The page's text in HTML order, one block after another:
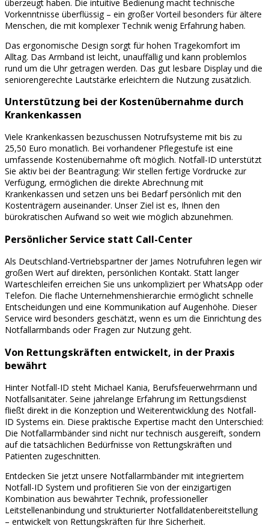
überzeugt haben. Die intuitive Bedienung macht technische
Vorkenntnisse überflüssig – ein großer Vorteil besonders für ältere
Menschen, die mit komplexer Technik wenig Erfahrung haben.
Das ergonomische Design sorgt für hohen Tragekomfort im
Alltag. Das Armband ist leicht, unauffällig und kann problemlos
rund um die Uhr getragen werden. Das gut lesbare Display und die
seniorengerechte Lautstärke erleichtern die Nutzung zusätzlich.
Unterstützung bei der Kostenübernahme durch
Krankenkassen
Viele Krankenkassen bezuschussen Notrufsysteme mit bis zu
25,50 Euro monatlich. Bei vorhandener Pflegestufe ist eine
umfassende Kostenübernahme oft möglich. Notfall-ID unterstützt
Sie aktiv bei der Beantragung: Wir stellen fertige Vordrucke zur
Verfügung, ermöglichen die direkte Abrechnung mit
Krankenkassen und setzen uns bei Bedarf persönlich mit den
Kostenträgern auseinander. Unser Ziel ist es, Ihnen den
bürokratischen Aufwand so weit wie möglich abzunehmen.
Persönlicher Service statt Call-Center
Als Deutschland-Vertriebspartner der James Notrufuhren legen wir
großen Wert auf direkten, persönlichen Kontakt. Statt langer
Warteschleifen erreichen Sie uns unkompliziert per WhatsApp oder
Telefon. Die flache Unternehmenshierarchie ermöglicht schnelle
Entscheidungen und eine Kommunikation auf Augenhöhe. Dieser
Service wird besonders geschätzt, wenn es um die Einrichtung des
Notfallarmbands oder Fragen zur Nutzung geht.
Von Rettungskräften entwickelt, in der Praxis
bewährt
Hinter Notfall-ID steht Michael Kania, Berufsfeuerwehrmann und
Notfallsanitäter. Seine jahrelange Erfahrung im Rettungsdienst
fließt direkt in die Konzeption und Weiterentwicklung des Notfall-
ID Systems ein. Diese praktische Expertise macht den Unterschied:
Die Notfallarmbänder sind nicht nur technisch ausgereift, sondern
auf die tatsächlichen Bedürfnisse von Rettungskräften und
Patienten zugeschnitten.
Entdecken Sie jetzt unsere Notfallarmbänder mit integriertem
Notfall-ID System und profitieren Sie von der einzigartigen
Kombination aus bewährter Technik, professioneller
Leitstellenanbindung und strukturierter Notfalldatenbereitstellung
– entwickelt von Rettungskräften für Ihre Sicherheit.